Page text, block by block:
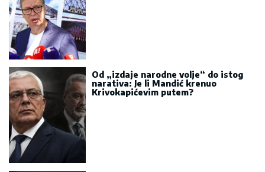
Od „izdaje narodne volje“ do istog
narativa: Je li Mandić krenuo
Krivokapićevim putem?